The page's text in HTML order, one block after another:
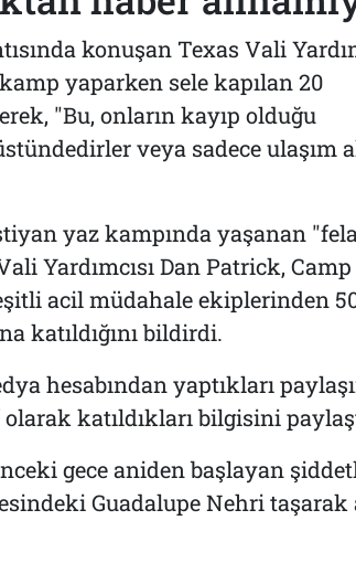
konuşan Texas Vali
yaparken sele kapılan 20
"Bu, onların kayıp olduğu
veya sadece ulaşım
yaz kampında yaşanan
Yardımcısı Dan Patrick, Camp
acil müdahale ekiplerinden
katıldığını bildirdi.
hesabından yaptıkları
katıldıkları bilgisini
gece aniden başlayan
Guadalupe Nehri taşarak